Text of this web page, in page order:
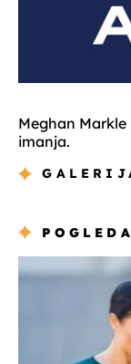
Meghan
imanja.